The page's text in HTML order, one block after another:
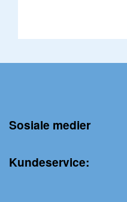
Sosiale medier
Kundeservice: